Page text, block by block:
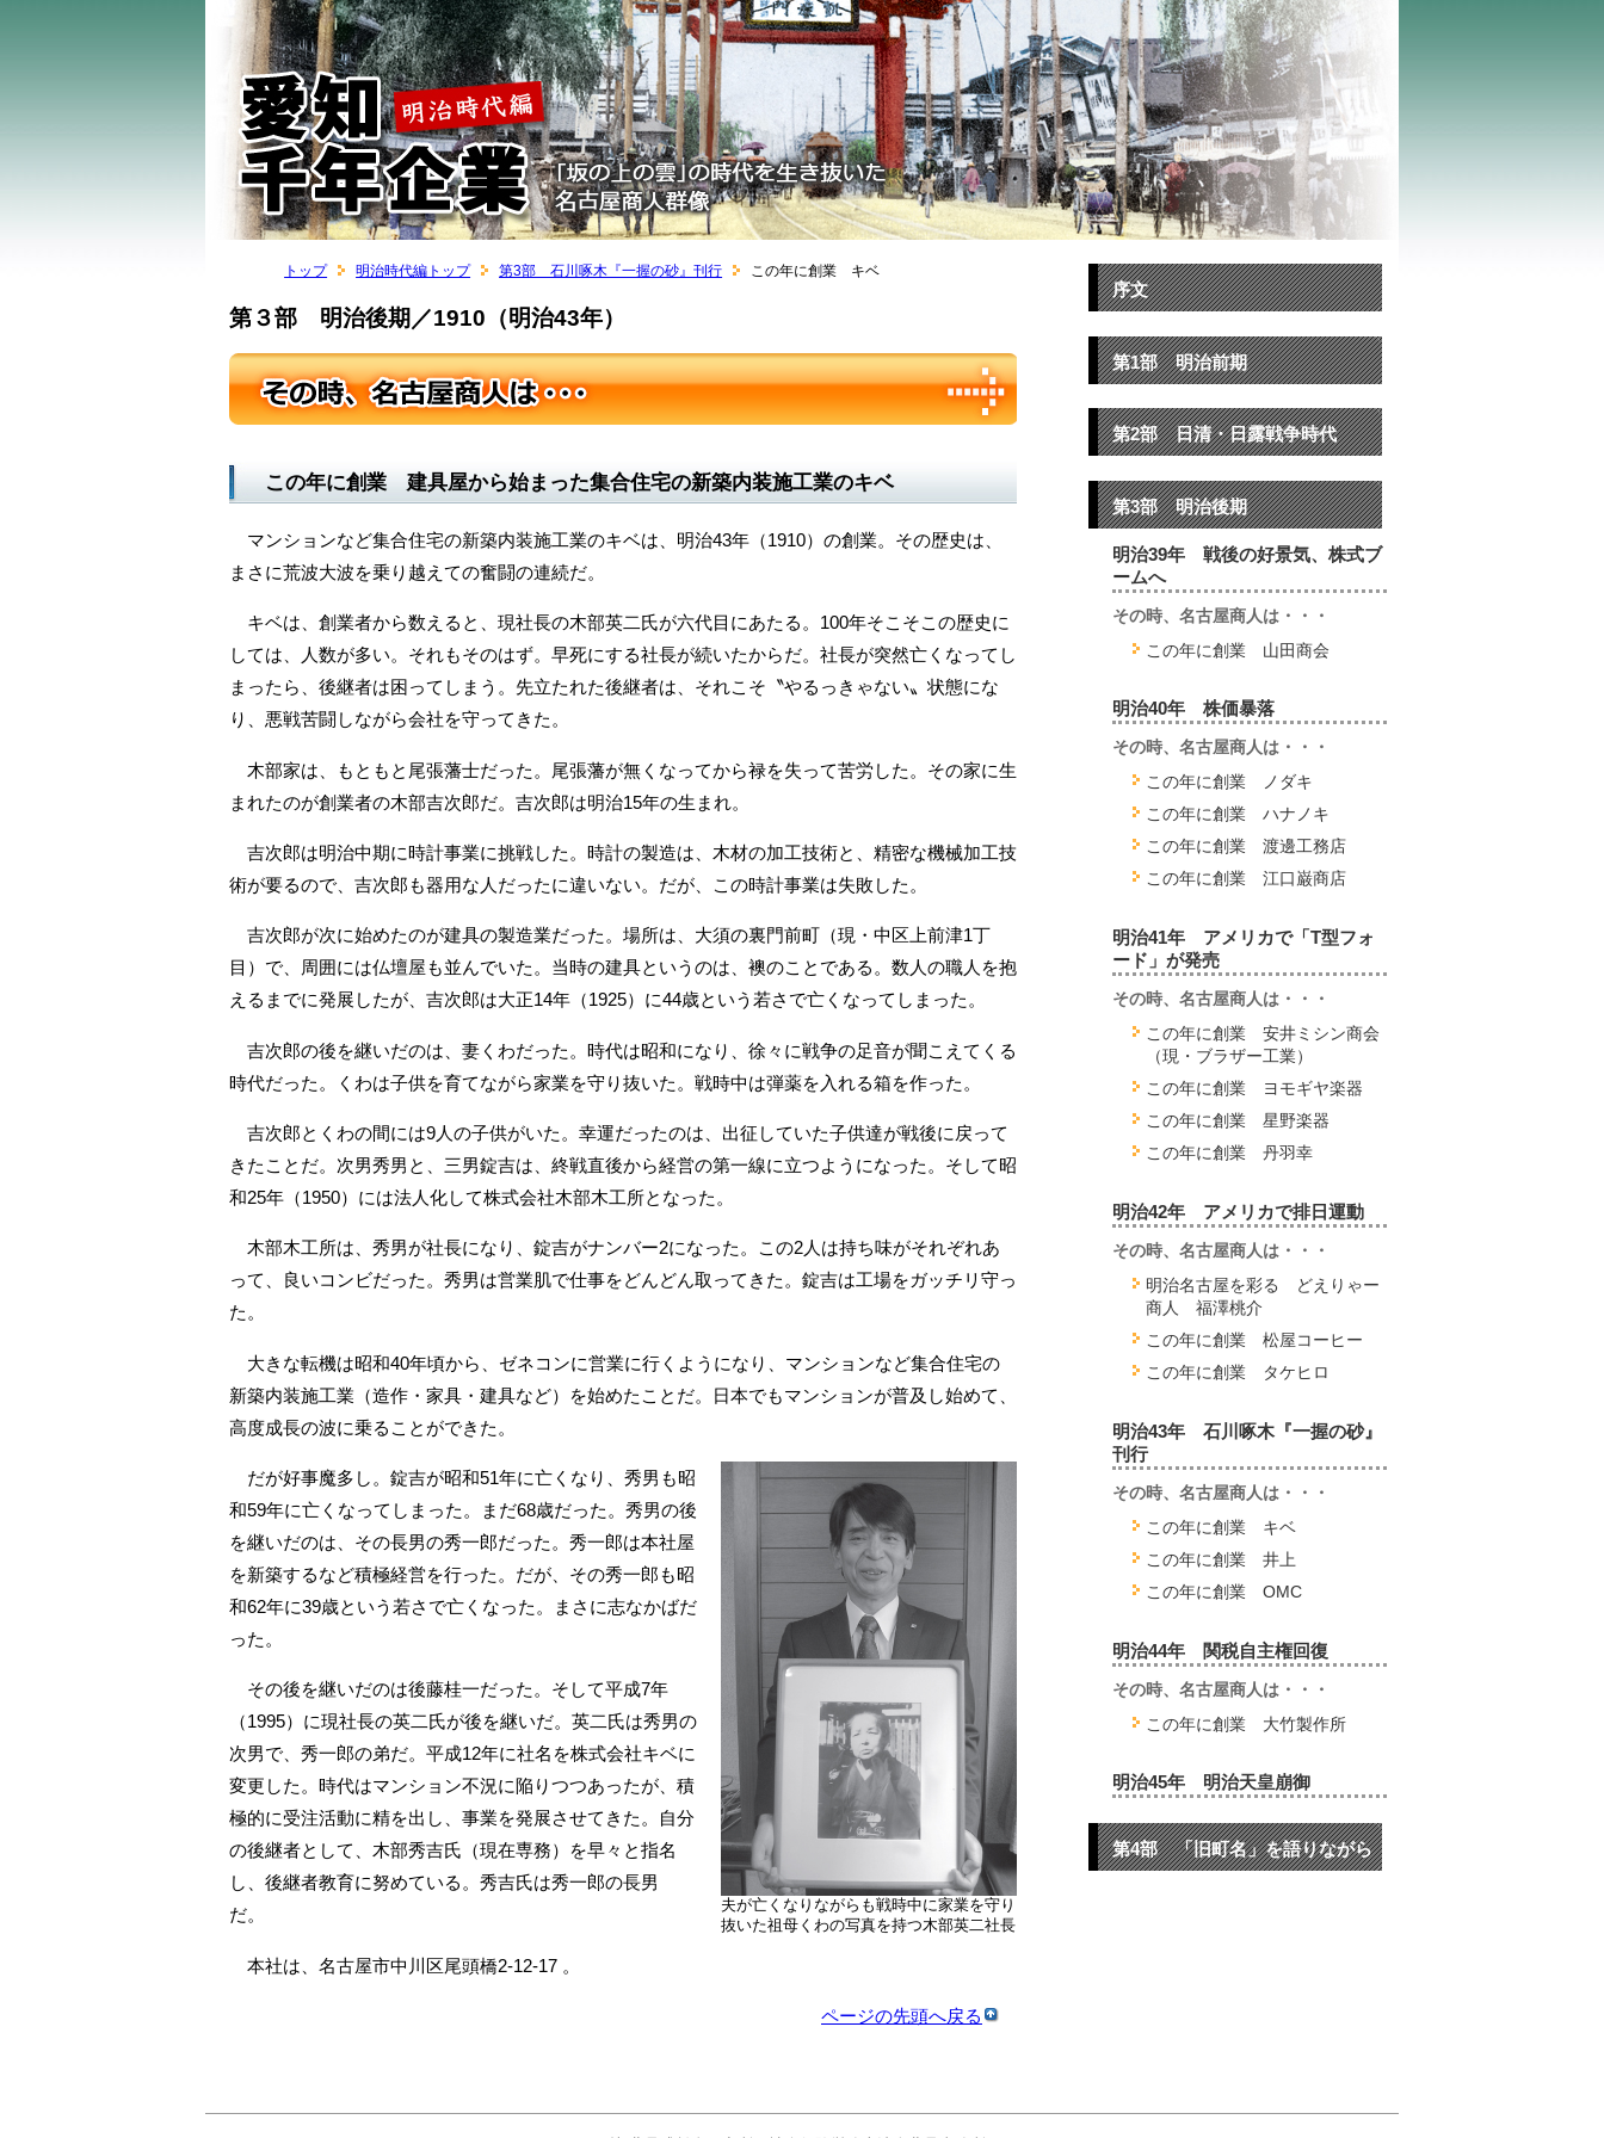
トップ 明治時代編トップ 第3部 石川啄木『一握の砂』刊行 この年に創業 キベ
第３部 明治後期／1910（明治43年）
この年に創業 建具屋から始まった集合住宅の新築内装施工業のキベ
マンションなど集合住宅の新築内装施工業のキベは、明治43年（1910）の創業。その歴史は、
まさに荒波大波を乗り越えての奮闘の連続だ。
キベは、創業者から数えると、現社長の木部英二氏が六代目にあたる。100年そこそこの歴史に
しては、人数が多い。それもそのはず。早死にする社長が続いたからだ。社長が突然亡くなってし
まったら、後継者は困ってしまう。先立たれた後継者は、それこそ〝やるっきゃない〟状態にな
り、悪戦苦闘しながら会社を守ってきた。
木部家は、もともと尾張藩士だった。尾張藩が無くなってから禄を失って苦労した。その家に生
まれたのが創業者の木部吉次郎だ。吉次郎は明治15年の生まれ。
吉次郎は明治中期に時計事業に挑戦した。時計の製造は、木材の加工技術と、精密な機械加工技
術が要るので、吉次郎も器用な人だったに違いない。だが、この時計事業は失敗した。
吉次郎が次に始めたのが建具の製造業だった。場所は、大須の裏門前町（現・中区上前津1丁
目）で、周囲には仏壇屋も並んでいた。当時の建具というのは、襖のことである。数人の職人を抱
えるまでに発展したが、吉次郎は大正14年（1925）に44歳という若さで亡くなってしまった。
吉次郎の後を継いだのは、妻くわだった。時代は昭和になり、徐々に戦争の足音が聞こえてくる
時代だった。くわは子供を育てながら家業を守り抜いた。戦時中は弾薬を入れる箱を作った。
吉次郎とくわの間には9人の子供がいた。幸運だったのは、出征していた子供達が戦後に戻って
きたことだ。次男秀男と、三男錠吉は、終戦直後から経営の第一線に立つようになった。そして昭
和25年（1950）には法人化して株式会社木部木工所となった。
木部木工所は、秀男が社長になり、錠吉がナンバー2になった。この2人は持ち味がそれぞれあ
って、良いコンビだった。秀男は営業肌で仕事をどんどん取ってきた。錠吉は工場をガッチリ守っ
た。
大きな転機は昭和40年頃から、ゼネコンに営業に行くようになり、マンションなど集合住宅の
新築内装施工業（造作・家具・建具など）を始めたことだ。日本でもマンションが普及し始めて、
高度成長の波に乗ることができた。
夫が亡くなりながらも戦時中に家業を守り
抜いた祖母くわの写真を持つ木部英二社長
だが好事魔多し。錠吉が昭和51年に亡くなり、秀男も昭
和59年に亡くなってしまった。まだ68歳だった。秀男の後
を継いだのは、その長男の秀一郎だった。秀一郎は本社屋
を新築するなど積極経営を行った。だが、その秀一郎も昭
和62年に39歳という若さで亡くなった。まさに志なかばだ
った。
その後を継いだのは後藤桂一だった。そして平成7年
（1995）に現社長の英二氏が後を継いだ。英二氏は秀男の
次男で、秀一郎の弟だ。平成12年に社名を株式会社キベに
変更した。時代はマンション不況に陥りつつあったが、積
極的に受注活動に精を出し、事業を発展させてきた。自分
の後継者として、木部秀吉氏（現在専務）を早々と指名
し、後継者教育に努めている。秀吉氏は秀一郎の長男
だ。
本社は、名古屋市中川区尾頭橋2‐12‐17 。
ページの先頭へ戻る
序文
第1部 明治前期
第2部 日清・日露戦争時代
第3部 明治後期
明治39年 戦後の好景気、株式ブ
ームへ
その時、名古屋商人は・・・
この年に創業 山田商会
明治40年 株価暴落
その時、名古屋商人は・・・
この年に創業 ノダキ
この年に創業 ハナノキ
この年に創業 渡邊工務店
この年に創業 江口巌商店
明治41年 アメリカで「T型フォ
ード」が発売
その時、名古屋商人は・・・
この年に創業 安井ミシン商会
（現・ブラザー工業）
この年に創業 ヨモギヤ楽器
この年に創業 星野楽器
この年に創業 丹羽幸
明治42年 アメリカで排日運動
その時、名古屋商人は・・・
明治名古屋を彩る どえりゃー
商人 福澤桃介
この年に創業 松屋コーヒー
この年に創業 タケヒロ
明治43年 石川啄木『一握の砂』
刊行
その時、名古屋商人は・・・
この年に創業 キベ
この年に創業 井上
この年に創業 OMC
明治44年 関税自主権回復
その時、名古屋商人は・・・
この年に創業 大竹製作所
明治45年 明治天皇崩御
第4部 「旧町名」を語りながら